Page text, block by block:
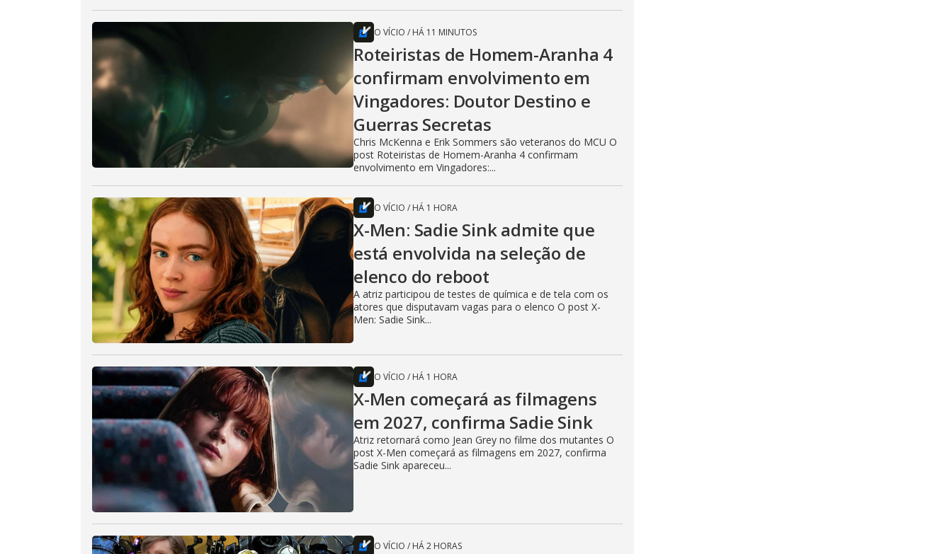
O VÍCIO / HÁ 11 MINUTOS
Roteiristas de Homem-Aranha 4
confirmam envolvimento em
Vingadores: Doutor Destino e
Guerras Secretas
Chris McKenna e Erik Sommers são veteranos do MCU O
post Roteiristas de Homem-Aranha 4 confirmam
envolvimento em Vingadores:...
O VÍCIO / HÁ 1 HORA
X-Men: Sadie Sink admite que
está envolvida na seleção de
elenco do reboot
A atriz participou de testes de química e de tela com os
atores que disputavam vagas para o elenco O post X-
Men: Sadie Sink...
O VÍCIO / HÁ 1 HORA
X-Men começará as filmagens
em 2027, confirma Sadie Sink
Atriz retornará como Jean Grey no filme dos mutantes O
post X-Men começará as filmagens em 2027, confirma
Sadie Sink apareceu...
O VÍCIO / HÁ 2 HORAS